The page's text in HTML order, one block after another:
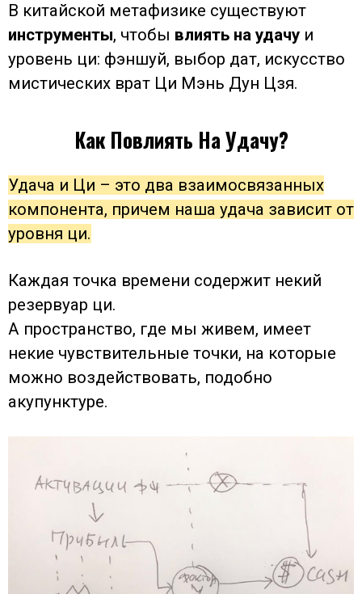
В китайской метафизике существуют
инструменты, чтобы влиять на удачу и
уровень ци: фэншуй, выбор дат, искусство
мистических врат Ци Мэнь Дун Цзя.
Как Повлиять На Удачу?
Удача и Ци – это два взаимосвязанных
компонента, причем наша удача зависит от
уровня ци.
Каждая точка времени содержит некий
резервуар ци.
А пространство, где мы живем, имеет
некие чувствительные точки, на которые
можно воздействовать, подобно
акупунктуре.